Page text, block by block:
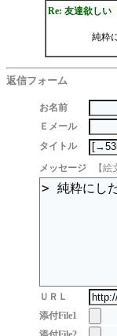
Re: 友達欲しい
純粋
返信フォーム
お名前
Ｅメール
タイトル
メッセージ
【絵
ＵＲＬ
添付File1